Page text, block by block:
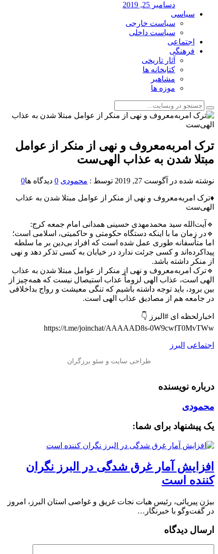
دسامبر 25, 2019
سیاسی
سیاست خارجی
سیاست داخلی
اجتماعی
فرهنگی
آثار تاریخی
کتابخانه ها
مشاهیر
موزه ها
ترک امربه‌معروف و نهی از منکر از عوامل
مبتلا شدن به عذاب الهی‌ست
نوشته شده در آگوست 27, 2019 توسط : محمودی 0 دیدگاه ها0
♦️ترک امربه‌معروف و نهی از منکر از عوامل مبتلا شدن به عذاب
الهی‌ست
🔹آیت‌الله سید محمدمهدی حسینی همدانی امام جمعه کرج:
🔹در زمان ما با اینکه دستگاه حکومتی و حاکمیتی، اسلامی است؛
اما متأسفانه طوری عمل شده است که افراد بی‌دین بر ما سلطه
پیداکرده‌اند و کسی جرئت ندارد در خیابان به کسی تذکر دهد و نهی
از منکر داشته باشد.
🔹ترک امربه‌معروف و نهی از منکر از عوامل مبتلا شدن به عذاب
الهی است، عذاب الهی لزوماً عذاب استیصال نیست که همه‌چیز از
بین برود، باید توجه داشته باشیم که تنگی معیشت و رواج بداخلاقی
در جامعه هم از مصادیق عذاب الهی است.
اخبارلحظه ای #البرز 👇
https://t.me/joinchat/AAAAAD8s-0W9cwfT0MvTWw
اجتماعی البرز
درباره نویسنده
محمودی
یک پیشنهاد برای شما:
افزایش آمار غرق شدگی در البرز نگران
کننده است
بیژن پیریائی، رئیس هیات نجات غریق و غواصی استان البرز، امروز
در گفت‌وگو با خبرنگار…
ارسال دیدگاه